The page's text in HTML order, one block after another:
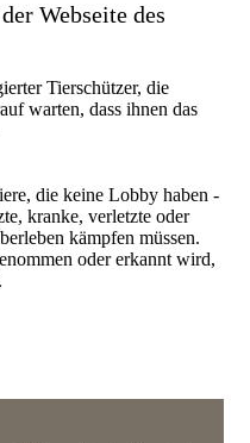
Webseite des
Tierschützer, die
warten, dass ihnen das
die keine Lobby haben -
kranke, verletzte oder
kämpfen müssen.
oder erkannt wird,